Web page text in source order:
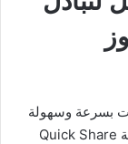
بسرعة وسهولة
بين الهواتف الذكية وأجهزة الكمبيوتر، برزت خدمة Quick Share